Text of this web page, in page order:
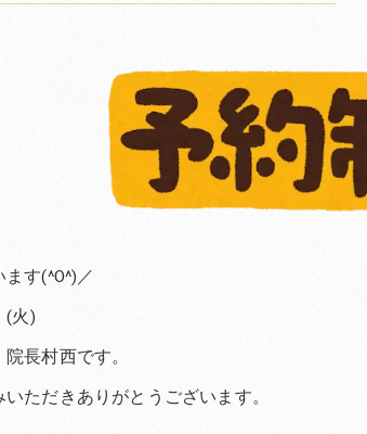
す(^O^)／
火)
長村西です。
ただきありがとうございます。